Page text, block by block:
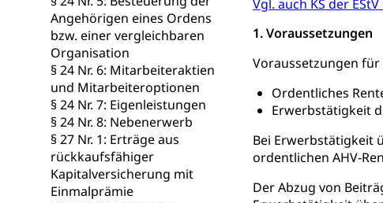
Angehörigen eines Ordens
bzw. einer vergleichbaren
Organisation
§ 24 Nr. 6: Mitarbeiteraktien
und Mitarbeiteroptionen
§ 24 Nr. 7: Eigenleistungen
§ 24 Nr. 8: Nebenerwerb
§ 27 Nr. 1: Erträge aus
rückkaufsfähiger
Kapitalversicherung mit
Einmalprämie
Vgl. auch KS der
1. Voraussetzungen
Voraussetzungen für
Ordentliches
Erwerbstätigkeit
Bei Erwerbstätigkeit
ordentlichen AHV-
Der Abzug von
Wasserversorgung
Waffen
Waffen,
Zivildienst
Militärdienst
Bundesamt für
Zivilschutz
Schutzdienstpflicht,